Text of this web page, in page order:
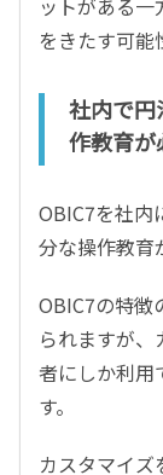
ットがある
をきたす可能
社内で円
作教育が
OBIC7を社内
分な操作教育
OBIC7の特徴
られますが
者にしか利用
す。
カスタマイ